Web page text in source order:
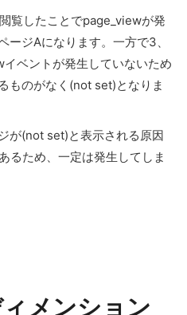
覧したことでpage_viewが発
ージAになります。一方で3、
ベントが発生していないため
ものがなく(not set)となりま
が(not set)と表示される原因
るため、一定は発生してしま
メンション